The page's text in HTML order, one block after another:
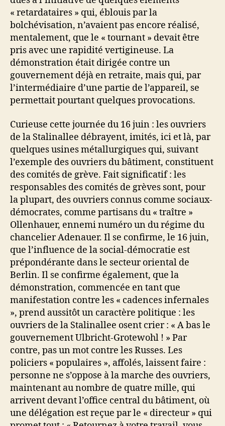
« retardataires » qui, éblouis par la
bolchévisation, n’avaient pas encore réalisé,
mentalement, que le « tournant » devait être
pris avec une rapidité vertigineuse. La
démonstration était dirigée contre un
gouvernement déjà en retraite, mais qui, par
l’intermédiaire d’une partie de l’appareil, se
permettait pourtant quelques provocations.
Curieuse cette journée du 16 juin : les ouvriers
de la Stalinallee débrayent, imités, ici et là, par
quelques usines métallurgiques qui, suivant
l’exemple des ouvriers du bâtiment, constituent
des comités de grève. Fait significatif : les
responsables des comités de grèves sont, pour
la plupart, des ouvriers connus comme sociaux-
démocrates, comme partisans du « traître »
Ollenhauer, ennemi numéro un du régime du
chancelier Adenauer. Il se confirme, le 16 juin,
que l’influence de la social-démocratie est
prépondérante dans le secteur oriental de
Berlin. Il se confirme également, que la
démonstration, commencée en tant que
manifestation contre les « cadences infernales
», prend aussitôt un caractère politique : les
ouvriers de la Stalinallee osent crier : « A bas le
gouvernement Ulbricht-Grotewohl ! » Par
contre, pas un mot contre les Russes. Les
policiers « populaires », affolés, laissent faire :
personne ne s’oppose à la marche des ouvriers,
maintenant au nombre de quatre mille, qui
arrivent devant l’office central du bâtiment, où
une délégation est reçue par le « directeur » qui